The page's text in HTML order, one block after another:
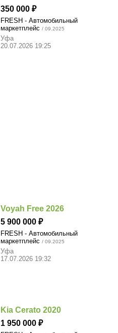
350 000
FRESH - Автомобильный
маркетплейс / 09.2025
Уфа
20.07.2026 19:25
Voyah Free 2026
5 900 000
FRESH - Автомобильный
маркетплейс / 09.2025
Уфа
17.07.2026 19:32
Kia Cerato 2020
1 950 000